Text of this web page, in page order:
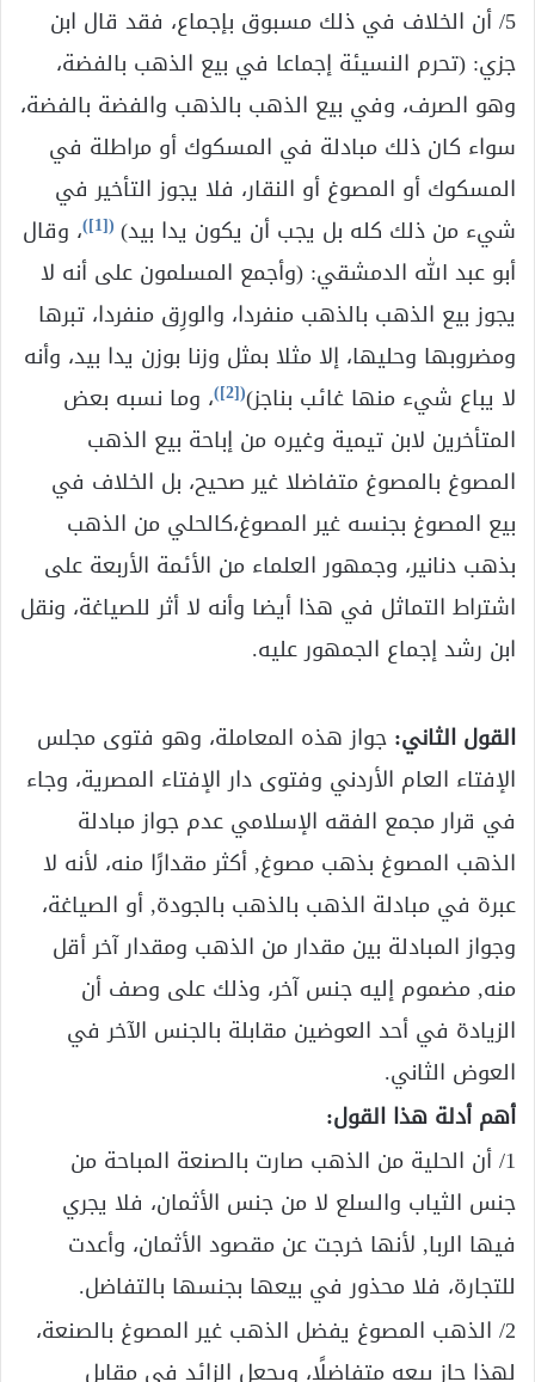
5/ أن الخلاف في ذلك مسبوق بإجماع، فقد قال ابن
جزي: (تحرم النسيئة إجماعا في بيع الذهب بالفضة،
وهو الصرف، وفي بيع الذهب بالذهب والفضة بالفضة،
سواء كان ذلك مبادلة في المسكوك أو مراطلة في
المسكوك أو المصوغ أو النقار، فلا يجوز التأخير في
شيء من ذلك كله بل يجب أن يكون يدا بيد) (
[1]
)، وقال
أبو عبد الله الدمشقي: (وأجمع المسلمون على أنه لا
يجوز بيع الذهب بالذهب منفردا، والورِق منفردا، تبرها
ومضروبها وحليها، إلا مثلا بمثل وزنا بوزن يدا بيد، وأنه
لا يباع شيء منها غائب بناجز)(
[2]
)، وما نسبه بعض
المتأخرين لابن تيمية وغيره من إباحة بيع الذهب
المصوغ بالمصوغ متفاضلا غير صحيح، بل الخلاف في
بيع المصوغ بجنسه غير المصوغ،كالحلي من الذهب
بذهب دنانير، وجمهور العلماء من الأئمة الأربعة على
اشتراط التماثل في هذا أيضا وأنه لا أثر للصياغة، ونقل
ابن رشد إجماع الجمهور عليه.
القول الثاني: جواز هذه المعاملة، وهو فتوى مجلس
الإفتاء العام الأردني وفتوى دار الإفتاء المصرية، وجاء
في قرار مجمع الفقه الإسلامي عدم جواز مبادلة
الذهب المصوغ بذهب مصوغ, أكثر مقدارًا منه، لأنه لا
عبرة في مبادلة الذهب بالذهب بالجودة, أو الصياغة،
وجواز المبادلة بين مقدار من الذهب ومقدار آخر أقل
منه, مضموم إليه جنس آخر، وذلك على وصف أن
الزيادة في أحد العوضين مقابلة بالجنس الآخر في
العوض الثاني.
أهم أدلة هذا القول:
1/ أن الحلية من الذهب صارت بالصنعة المباحة من
جنس الثياب والسلع لا من جنس الأثمان، فلا يجري
فيها الربا, لأنها خرجت عن مقصود الأثمان، وأعدت
للتجارة، فلا محذور في بيعها بجنسها بالتفاضل.
2/ الذهب المصوغ يفضل الذهب غير المصوغ بالصنعة،
لهذا جاز بيعه متفاضلًا، ويجعل الزائد في مقابل